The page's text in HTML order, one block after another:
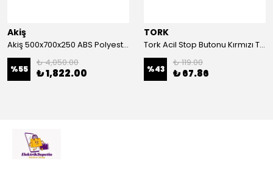
Akiş
Akiş 500x700x250 ABS Polyester Pano | Duvar Pano | Plastik Elektrik Panosu
%55
₺ 4,050.00
₺ 1,822.00
TORK
Tork Acil Stop Butonu Kırmızı TRK-A3-01ZS Acil Durum Butonu | Kırmızı Mantar Tipi NC1
%43
₺ 119.00
₺ 67.86